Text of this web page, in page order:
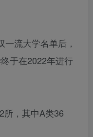
流大学名单后，
于在2022年进行
，其中A类36